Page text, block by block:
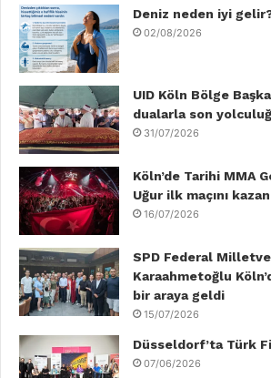
b
o
o
k
t
r
e
I
n
u
e
Deniz neden iyi
02/08/2026
UID Köln Bölge
dualarla son
31/07/2026
Köln’de Tarihi MMA
Uğur ilk maçını
16/07/2026
SPD Federal
Karaahmetoğlu
bir araya geldi
15/07/2026
Düsseldorf’ta Türk
07/06/2026